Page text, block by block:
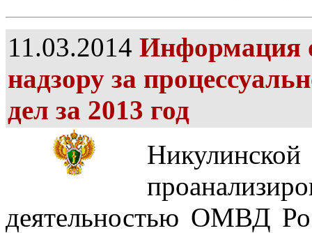
11.03.2014 Информация
надзору за
дел за 2013 год
деятельностью ОМВД